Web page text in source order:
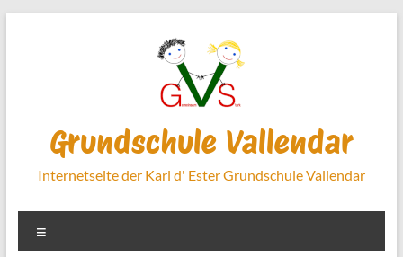
Grundschule Vallendar
Internetseite der Karl d' Ester Grundschule Vallendar